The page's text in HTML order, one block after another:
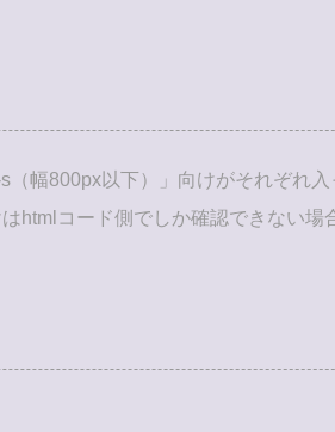
幅800px以下）」向けがそれぞれ入
htmlコード側でしか確認できない場